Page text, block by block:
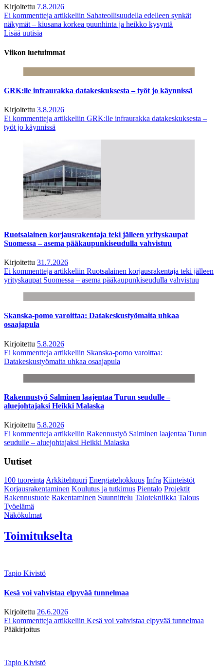
Kirjoitettu 7.8.2026
Ei kommentteja artikkeliin Sahateollisuudella edelleen synkät
näkymät – kiusana korkea puunhinta ja heikko kysyntä
Lisää uutisia
Viikon luetuimmat
GRK:lle infraurakka datakeskuksesta – työt jo käynnissä
Kirjoitettu 3.8.2026
Ei kommentteja artikkeliin GRK:lle infraurakka datakeskuksesta –
työt jo käynnissä
Ruotsalainen korjausrakentaja teki jälleen yrityskaupat
Suomessa – asema pääkaupunkiseudulla vahvistuu
Kirjoitettu 31.7.2026
Ei kommentteja artikkeliin Ruotsalainen korjausrakentaja teki jälleen
yrityskaupat Suomessa – asema pääkaupunkiseudulla vahvistuu
Skanska-pomo varoittaa: Datakeskustyömaita uhkaa
osaajapula
Kirjoitettu 5.8.2026
Ei kommentteja artikkeliin Skanska-pomo varoittaa:
Datakeskustyömaita uhkaa osaajapula
Rakennustyö Salminen laajentaa Turun seudulle –
aluejohtajaksi Heikki Malaska
Kirjoitettu 5.8.2026
Ei kommentteja artikkeliin Rakennustyö Salminen laajentaa Turun
seudulle – aluejohtajaksi Heikki Malaska
Uutiset
100 tuoreintaArkkitehtuuri Energiatehokkuus Infra Kiinteistöt
Korjausrakentaminen Koulutus ja tutkimus Pientalo Projektit
Rakennustuote Rakentaminen Suunnittelu Talotekniikka Talous
Työelämä
Näkökulmat
Toimitukselta
Tapio Kivistö
Kesä voi vahvistaa elpyvää tunnelmaa
Kirjoitettu 26.6.2026
Ei kommentteja artikkeliin Kesä voi vahvistaa elpyvää tunnelmaa
Pääkirjoitus
Tapio Kivistö